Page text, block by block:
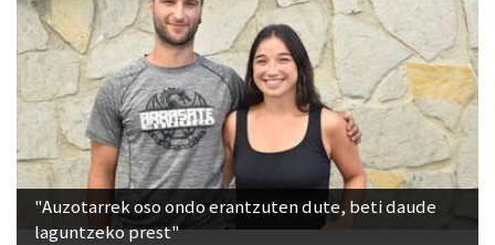
"Auzotarrek oso ondo erantzuten dute, beti daude
laguntzeko prest"